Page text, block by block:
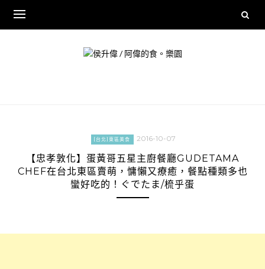
content
[台北]東區美食 2016-10-07
【忠孝敦化】蛋黃哥五星主廚餐廳GUDETAMA
CHEF在台北東區賣萌，慵懶又療癒，餐點種類多也
蠻好吃的！ぐでたま/梳乎蛋